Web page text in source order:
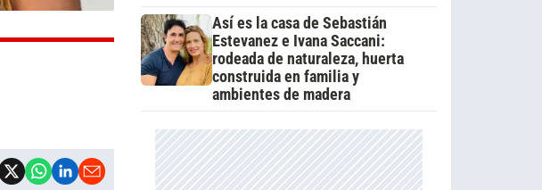
Así es la casa de Sebastián
Estevanez e Ivana Saccani:
rodeada de naturaleza, huerta
construida en familia y
ambientes de madera